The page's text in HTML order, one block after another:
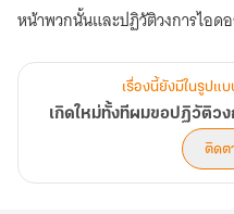
เลย!
พิเศษ
หน้าพวกนั้นและปฏิวัติวงการไอด
เรื่องนี้ยังมีในรูปแ
เกิดใหม่ทั้งทีผมขอปฏิวัติว
ติดต